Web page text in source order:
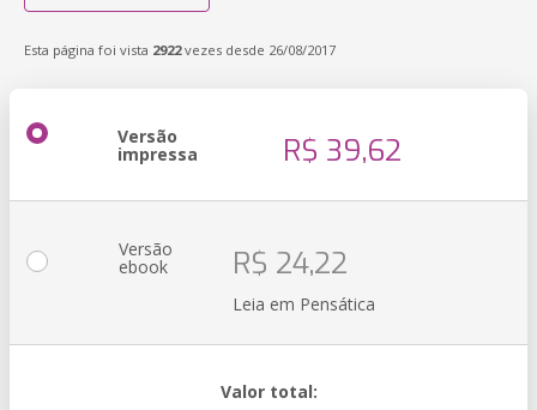
Esta página foi vista 2922vezes desde 26/08/2017
Versão
impressa R$ 39,62
Versão
ebook R$ 24,22
Leia em Pensática
Valor total: